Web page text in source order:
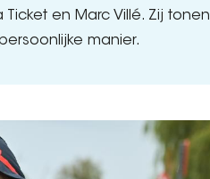
Ticket en Marc Villé. Zij tonen
manier.